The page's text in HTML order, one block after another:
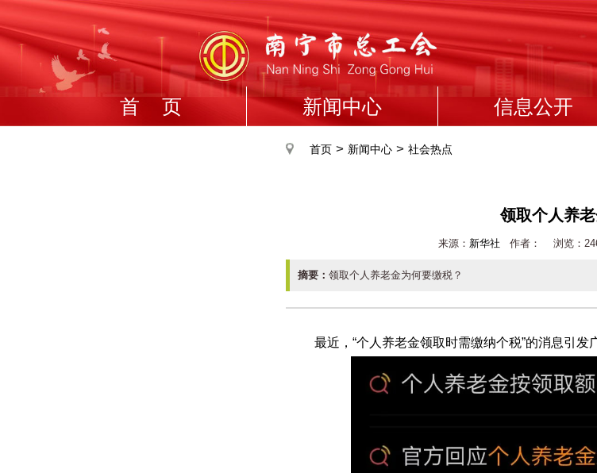
首 页 新闻中心 信息公开
首页 > 新闻中心 > 社会热点
领取个人养
来源： 新华社 作者： 浏览：
摘要： 领取个人养老金为何要缴税？
最近，“个人养老金领取时需缴纳个税”的消息引发广